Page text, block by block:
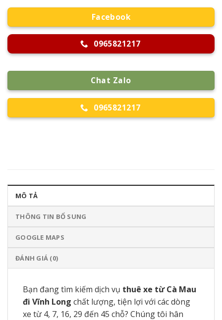
Facebook
0965821217
Chat Zalo
0965821217
MÔ TẢ
THÔNG TIN BỔ SUNG
GOOGLE MAPS
ĐÁNH GIÁ (0)
Bạn đang tìm kiếm dịch vụ thuê xe từ Cà Mau
đi Vĩnh Long chất lượng, tiện lợi với các dòng
xe từ 4, 7, 16, 29 đến 45 chỗ? Chúng tôi hân